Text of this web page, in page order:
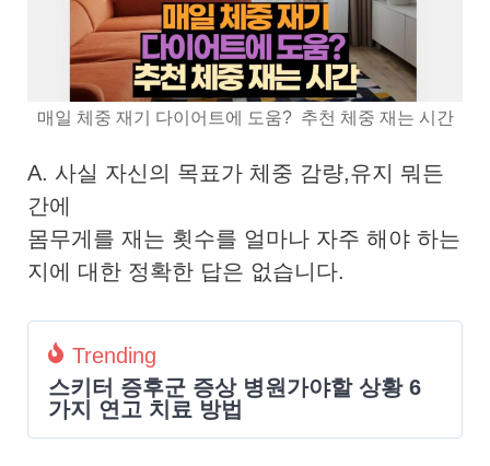
매일 체중 재기 다이어트에 도움? 추천 체중 재는 시간
A. 사실 자신의 목표가 체중 감량,유지 뭐든
간에
몸무게를 재는 횟수를 얼마나 자주 해야 하는
지에 대한 정확한 답은 없습니다.
Trending
스키터 증후군 증상 병원가야할 상황 6
가지 연고 치료 방법